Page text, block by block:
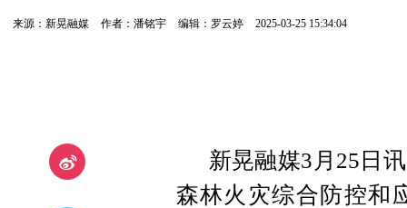
来源：新晃融媒 作者：潘铭宇 编辑：罗云婷 2025-03-25 15:34:04
新晃融媒3月25日
森林火灾综合防控和